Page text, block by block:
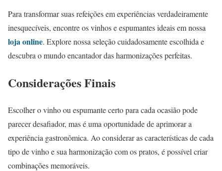
Para transformar suas refeições em experiências verdadeiramente
inesquecíveis, encontre os vinhos e espumantes ideais em nossa
loja online. Explore nossa seleção cuidadosamente escolhida e
descubra o mundo encantador das harmonizações perfeitas.
Considerações Finais
Escolher o vinho ou espumante certo para cada ocasião pode
parecer desafiador, mas é uma oportunidade de aprimorar a
experiência gastronômica. Ao considerar as características de cada
tipo de vinho e sua harmonização com os pratos, é possível criar
combinações memoráveis.